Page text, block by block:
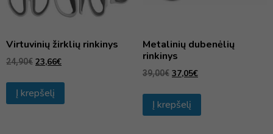
Virtuvinių žirklių rinkinys
24,90€ 23,66€
Į krepšelį
Metalinių dubenėlių
rinkinys
39,00€ 37,05€
Į krepšelį